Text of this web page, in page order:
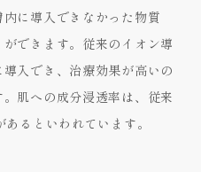
に導入できなかった物質
できます。従来のイオン導
入でき、治療効果が高いの
肌への成分浸透率は、従来
るといわれています。